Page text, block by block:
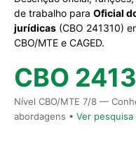
de trabalho para Oficial
jurídicas (CBO 241310)
CBO/MTE e CAGED.
CBO
Nível CBO/MTE 7/8 —
abordagens • Ver